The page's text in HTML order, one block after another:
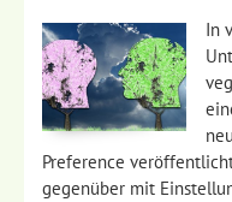
In
Preference
gegenüber mit